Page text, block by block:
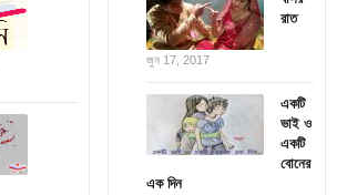
রাত
জুন 17, 2017
একটি
ভাই ও
একটি
বোনের
এক দিন